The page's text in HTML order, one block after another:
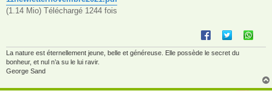
g
e
(1.14 Mio) Téléchargé 1244 fois
La nature est éternellement jeune, belle et généreuse. Elle possède le secret du
bonheur, et nul n’a su le lui ravir.
George Sand